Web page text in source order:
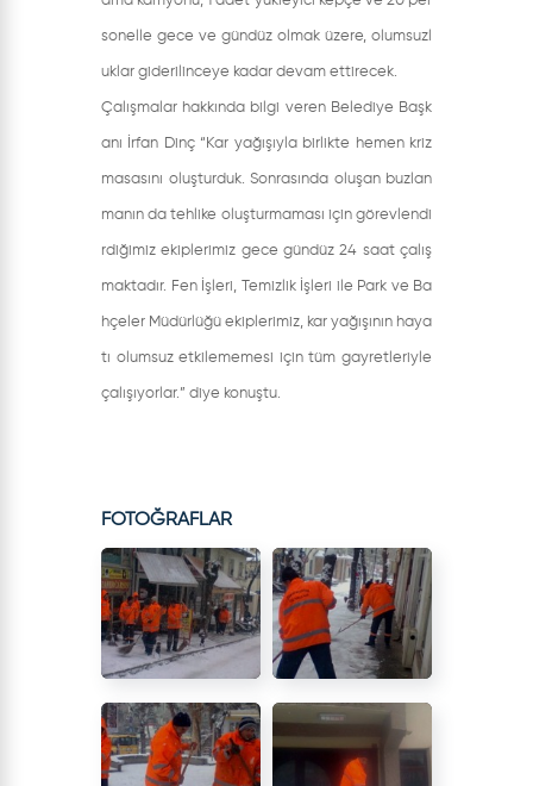
sonelle gece ve gündüz olmak üzere, olumsuzl
uklar giderilinceye kadar devam ettirecek.
Çalışmalar hakkında bilgi veren Belediye Başk
anı İrfan Dinç “Kar yağışıyla birlikte hemen kriz
masasını oluşturduk. Sonrasında oluşan buzlan
manın da tehlike oluşturmaması için görevlendi
rdiğimiz ekiplerimiz gece gündüz 24 saat çalış
maktadır. Fen İşleri, Temizlik İşleri ile Park ve Ba
hçeler Müdürlüğü ekiplerimiz, kar yağışının haya
tı olumsuz etkilememesi için tüm gayretleriyle
çalışıyorlar.” diye konuştu.
FOTOĞRAFLAR